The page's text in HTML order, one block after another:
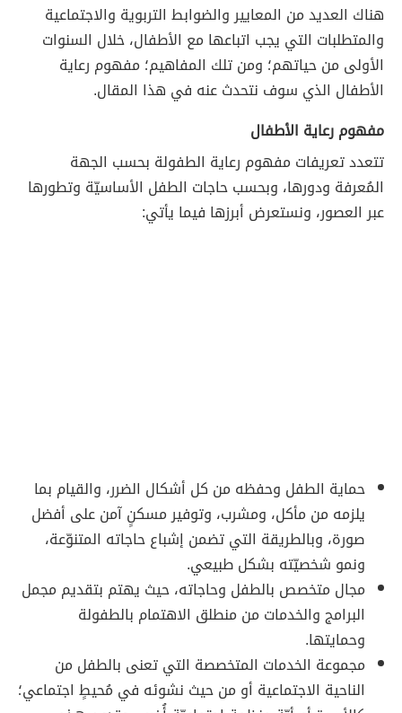
هناك العديد من المعايير والضوابط التربوية والاجتماعية
والمتطلبات التي يجب اتباعها مع الأطفال، خلال السنوات
الأولى من حياتهم؛ ومن تلك المفاهيم؛ مفهوم رعاية
الأطفال الذي سوف نتحدث عنه في هذا المقال.
مفهوم رعاية الأطفال
تتعدد تعريفات مفهوم رعاية الطفولة بحسب الجهة
المُعرفة ودورها، وبحسب حاجات الطفل الأساسيّة وتطورها
عبر العصور، ونستعرض أبرزها فيما يأتي:
حماية الطفل وحفظه من كل أشكال الضرر، والقيام بما
يلزمه من مأكل، ومشرب، وتوفير مسكنٍ آمن على أفضل
صورة، وبالطريقة التي تضمن إشباع حاجاته المتنوّعة،
ونمو شخصيّته بشكل طبيعي.
مجال متخصص بالطفل وحاجاته، حيث يهتم بتقديم مجمل
البرامج والخدمات من منطلق الاهتمام بالطفولة
وحمايتها.
مجموعة الخدمات المتخصصة التي تعنى بالطفل من
الناحية الاجتماعية أو من حيث نشوئه في مُحيطٍ اجتماعي؛